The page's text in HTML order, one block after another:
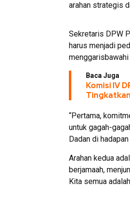
arahan strategis
Sekretaris DPW
harus menjadi
Baca Juga
Komisi IV
“Pertama,
untuk gagah-
Dadan di
Arahan kedua
berjamaah,
Kita semua